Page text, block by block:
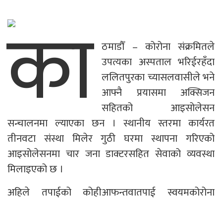
का ठमाडौँ – कोरोना संक्रमितले
उपत्यका अस्पताल भरिईरहँदा
ललितपुरका च्यासलवासीले भने
आफ्नै प्रयासमा अक्सिजन
सहितको आइसोलेसन
सन्चालनमा ल्याएका छन । स्थानीय स्तरमा कार्यरत
तीनवटा संस्था मिलेर गुठी घरमा स्थापना गरिएको
आइसोलेसनमा चार जना डाक्टरसहित सेवाको व्यवस्था
मिलाइएको छ ।
अहिले तपाईको कोहीआफन्तवातपाई स्वयमकोरोना